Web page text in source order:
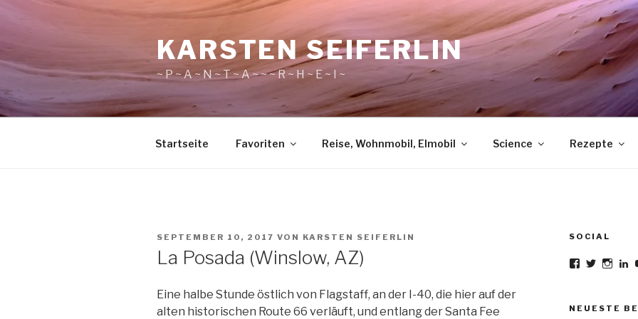
KARSTEN SEIFERLIN
~ P ~ A ~ N ~ T ~ A ~ ~ ~ R ~ H ~ E ~ I ~
Startseite Favoriten Reise, Wohnmobil, Elmobil Science Rezepte
VERÖFFENTLICHT
SEPTEMBER 10, 2017 VON KARSTEN SEIFERLIN
La Posada (Winslow, AZ)
Eine halbe Stunde östlich von Flagstaff, an der I-40, die hier auf der
alten historischen Route 66 verläuft, und entlang der Santa Fee
SOCIAL
Profil
Facebook
Profil
Twitter
Profil
NEUESTE